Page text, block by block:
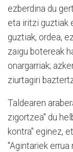
ezberdina du
eta iritzi guztiak
guztiak, ordea,
zaigu botereak
onargarriak;
ziurtagiri
Taldearen
zigortzea" du
kontra" eginez,
"Agintariek